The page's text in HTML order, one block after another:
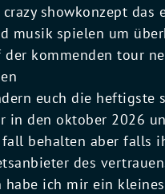
showkonzept
musik spielen um
kommenden tour
euch die
in den oktober 2026
behalten aber falls
des
ich mir ein kleines